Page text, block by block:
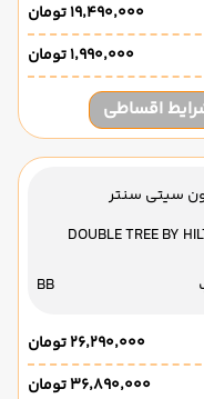
۱۹٬۴۹۰٬۰۰۰ تومان
۱٬۹۹۰٬۰۰۰ تومان
اقساطی
سیتی سنتر
DOUBLE TREE BY
BB
۲۶٬۲۹۰٬۰۰۰ تومان
۳۶٬۸۹۰٬۰۰۰ تومان